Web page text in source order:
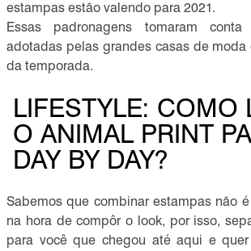
estampas estão valendo para 2021.
Essas padronagens tomaram conta
adotadas pelas grandes casas de moda
da temporada.
LIFESTYLE: COMO
O ANIMAL PRINT
DAY BY DAY?
Sabemos que combinar estampas não
na hora de compôr o look, por isso,
para você que chegou até aqui e